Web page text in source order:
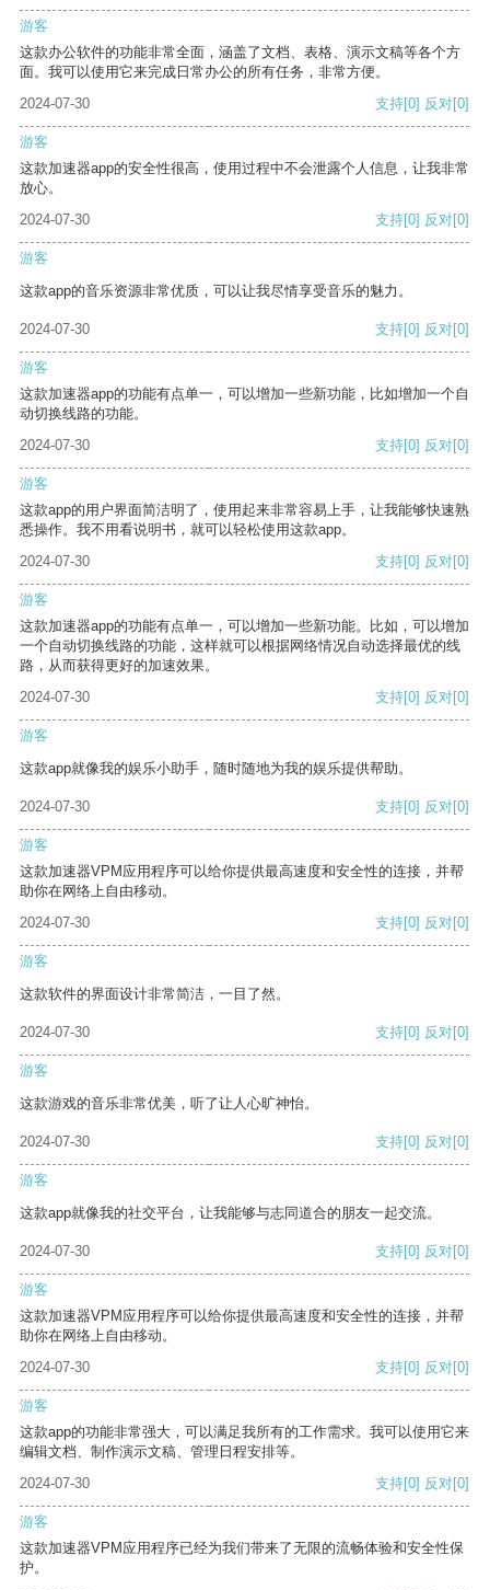
游客
这款办公软件的功能非常全面，涵盖了文档、表格、演示文稿等各个方
面。我可以使用它来完成日常办公的所有任务，非常方便。
2024-07-30
支持[0] 反对[0]
游客
这款加速器app的安全性很高，使用过程中不会泄露个人信息，让我非常
放心。
2024-07-30
支持[0] 反对[0]
游客
这款app的音乐资源非常优质，可以让我尽情享受音乐的魅力。
2024-07-30 支持[0] 反对[0]
游客
这款加速器app的功能有点单一，可以增加一些新功能，比如增加一个自
动切换线路的功能。
2024-07-30
支持[0] 反对[0]
游客
这款app的用户界面简洁明了，使用起来非常容易上手，让我能够快速熟
悉操作。我不用看说明书，就可以轻松使用这款app。
2024-07-30
支持[0] 反对[0]
游客
这款加速器app的功能有点单一，可以增加一些新功能。比如，可以增加
一个自动切换线路的功能，这样就可以根据网络情况自动选择最优的线
路，从而获得更好的加速效果。
2024-07-30
支持[0] 反对[0]
游客
这款app就像我的娱乐小助手，随时随地为我的娱乐提供帮助。
2024-07-30 支持[0] 反对[0]
游客
这款加速器VPM应用程序可以给你提供最高速度和安全性的连接，并帮
助你在网络上自由移动。
2024-07-30
支持[0] 反对[0]
游客
这款软件的界面设计非常简洁，一目了然。
2024-07-30 支持[0] 反对[0]
游客
这款游戏的音乐非常优美，听了让人心旷神怡。
2024-07-30 支持[0] 反对[0]
游客
这款app就像我的社交平台，让我能够与志同道合的朋友一起交流。
2024-07-30 支持[0] 反对[0]
游客
这款加速器VPM应用程序可以给你提供最高速度和安全性的连接，并帮
助你在网络上自由移动。
2024-07-30
支持[0] 反对[0]
游客
这款app的功能非常强大，可以满足我所有的工作需求。我可以使用它来
编辑文档、制作演示文稿、管理日程安排等。
2024-07-30
支持[0] 反对[0]
游客
这款加速器VPM应用程序已经为我们带来了无限的流畅体验和安全性保
护。